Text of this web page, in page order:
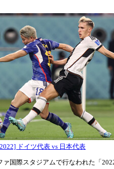
ドイツ代表 vs 日本代表
国際スタジアムで行なわれた「